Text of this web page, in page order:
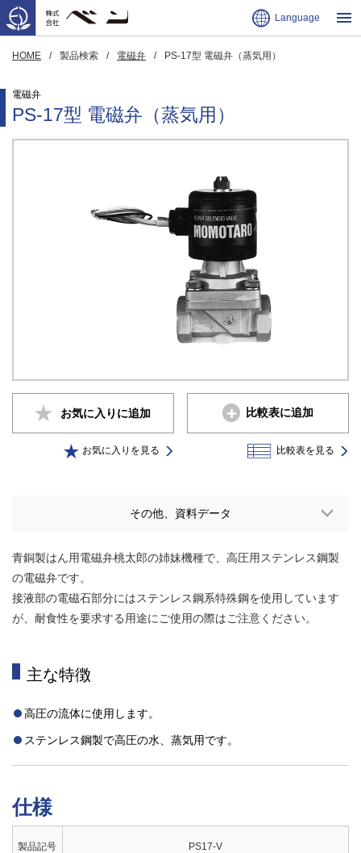
Language
HOME 製品検索 電磁弁 PS-17型 電磁弁（蒸気用）
電磁弁
PS-17型 電磁弁（蒸気用）
お気に入りに追加 比較表に追加
お気に入りを見る 比較表を見る
その他、資料データ
青銅製はん用電磁弁桃太郎の姉妹機種で、高圧用ステンレス鋼製
の電磁弁です。
接液部の電磁石部分にはステンレス鋼系特殊鋼を使用しています
が、耐食性を要求する用途にご使用の際はご注意ください。
主な特徴
高圧の流体に使用します。
ステンレス鋼製で高圧の水、蒸気用です。
仕様
製品記号 PS17-V